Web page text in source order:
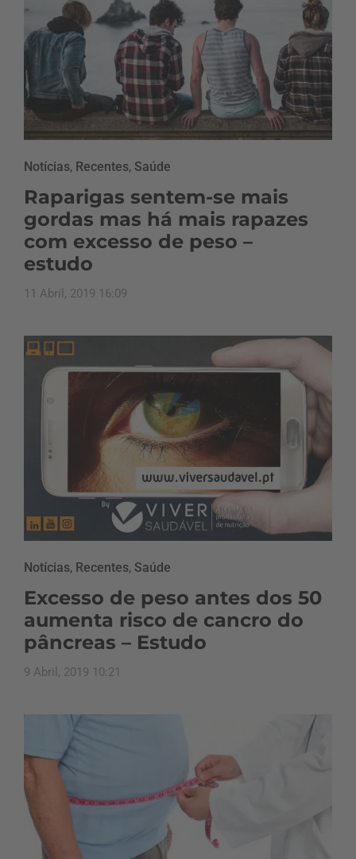
Notícias, Recentes, Saúde
Raparigas sentem-se mais
gordas mas há mais rapazes
com excesso de peso –
estudo
11 Abril, 2019 16:09
Notícias, Recentes, Saúde
Excesso de peso antes dos 50
aumenta risco de cancro do
pâncreas – Estudo
9 Abril, 2019 10:21